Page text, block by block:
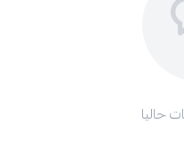
حاليا